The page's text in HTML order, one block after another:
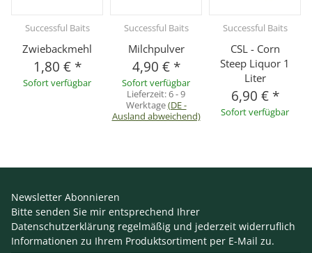
Successful Baits
Zwiebackmehl
1,80 € *
Sofort verfügbar
Successful Baits
Milchpulver
4,90 € *
Sofort verfügbar
Lieferzeit:6 - 9
Werktage(DE -
Ausland abweichend)
Successful Baits
CSL - Corn
Steep Liquor 1
Liter
6,90 € *
Sofort verfügbar
Newsletter Abonnieren
Bitte senden Sie mir entsprechend Ihrer
Datenschutzerklärung regelmäßig und jederzeit widerruflich
Informationen zu Ihrem Produktsortiment per E-Mail zu.